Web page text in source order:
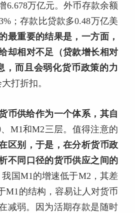
6.678万亿元。外币存款余额
；存款比贷款多0.48万亿美
最重要的结果是，一方面，
却相对不足（贷款增长相对
，而且会弱化货币政策的力
打折扣。
币供给作为一个体系，其自
M1和M2三层。值得注意的
区别，于是，在分析货币政
不同口径的货币供应之间的
国M1的增速低于M2，其差
M1的结构，容易让人对货币
减弱。因为活期存款是随时